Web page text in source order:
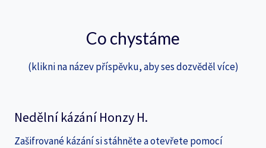
Co chystáme
(klikni na název příspěvku, aby ses dozvěděl více)
Nedělní kázání Honzy H.
Zašifrované kázání si stáhněte a otevřete pomocí